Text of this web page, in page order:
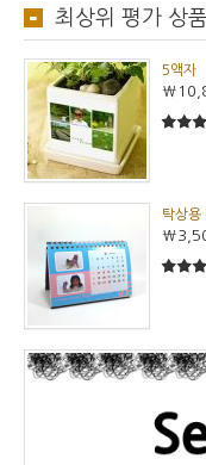
최상위 평가 상품
5액자
탁상용